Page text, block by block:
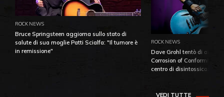
ROCK NEWS
Bruce Springsteen aggiorna sullo stato di
salute di sua moglie Patti Scialfa: "Il tumore è
in remissione"
ROCK NEWS
Dave Grohl tentò di
Corrosion of Conformity
centro di
VEDI TUTTE